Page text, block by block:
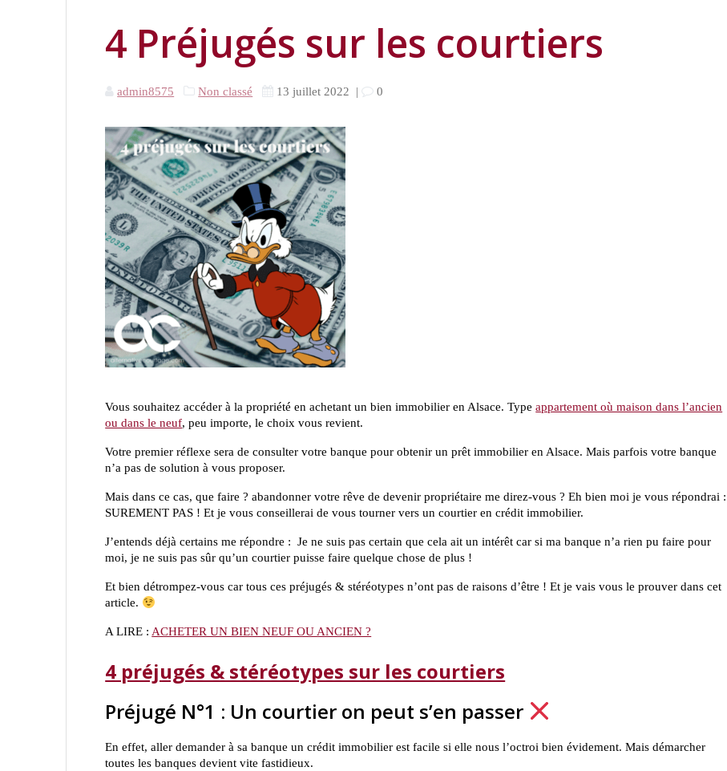
4 Préjugés sur les courtiers
admin8575 Non classé 13 juillet 2022 | 0
Vous souhaitez accéder à la propriété en achetant un bien immobilier en Alsace. Typeappartement où maison dans l’ancien
ou dans le neuf, peu importe, le choix vous revient.
Votre premier réflexe sera de consulter votre banque pour obtenir un prêt immobilier en Alsace. Mais parfois votre banque
n’a pas de solution à vous proposer.
Mais dans ce cas, que faire ? abandonner votre rêve de devenir propriétaire me direz-vous ? Eh bien moi je vous répondrai :
SUREMENT PAS ! Et je vous conseillerai de vous tourner vers un courtier en crédit immobilier.
J’entends déjà certains me répondre : Je ne suis pas certain que cela ait un intérêt car si ma banque n’a rien pu faire pour
moi, je ne suis pas sûr qu’un courtier puisse faire quelque chose de plus !
Et bien détrompez-vous car tous ces préjugés & stéréotypes n’ont pas de raisons d’être ! Et je vais vous le prouver dans cet
article.
A LIRE : ACHETER UN BIEN NEUF OU ANCIEN ?
4 préjugés & stéréotypes sur les courtiers
Préjugé N°1 : Un courtier on peut s’en passer
En effet, aller demander à sa banque un crédit immobilier est facile si elle nous l’octroi bien évidement. Mais démarcher
toutes les banques devient vite fastidieux.